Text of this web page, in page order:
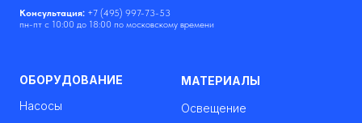
Консультация: +7 (495) 997-73-53
пн-пт с 10:00 до 18:00 по московскому времени
ОБОРУДОВАНИЕ
Насосы
МАТЕРИАЛЫ
Освещение